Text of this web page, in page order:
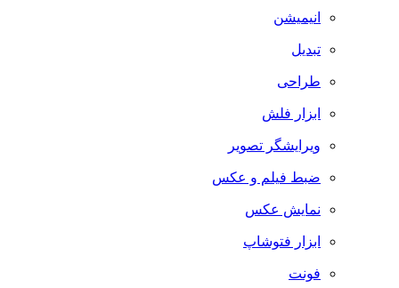
انیمیشن
تبدیل
طراحی
ابزار فلش
ویرایشگر تصویر
ضبط فيلم و عكس
نمایش عکس
ابزار فتوشاپ
فونت